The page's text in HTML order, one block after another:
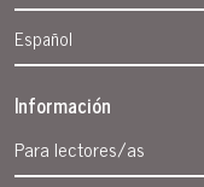
Español
Información
Para lectores/as